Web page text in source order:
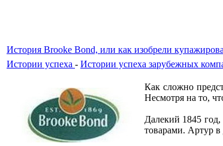
История Brooke Bond, или как изобрели
Истории успеха - Истории успеха зарубежных
Как сложно
Несмотря на то,
Далекий 1845
товарами. Артур в